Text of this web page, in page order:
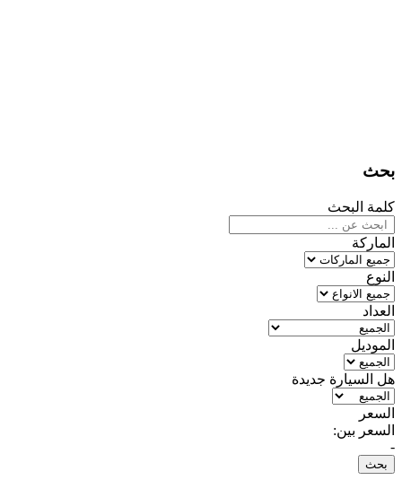
بحث
كلمة البحث
الماركة
النوع
العداد
الموديل
هل السيارة جديدة
السعر
السعر بين:
-
بحث